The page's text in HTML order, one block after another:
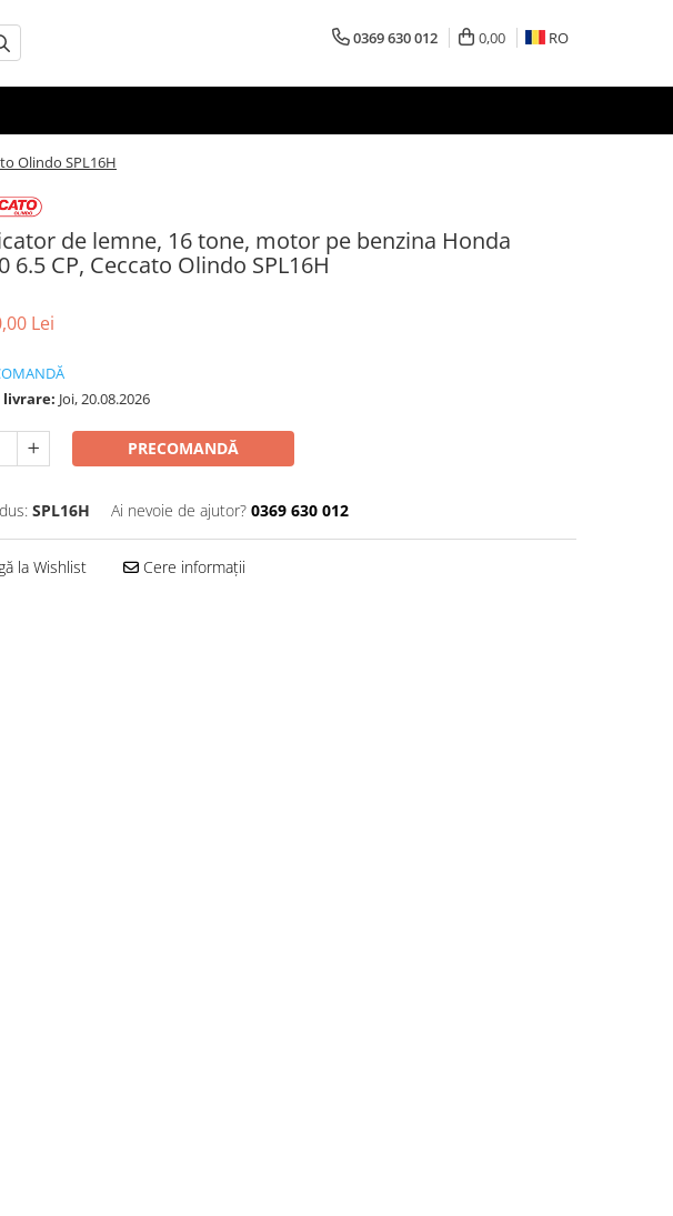
0369 630 012 0,00 RO
Olindo SPL16H
de lemne, 16 tone, motor pe benzina Honda
6.5 CP, Ceccato Olindo SPL16H
Lei
livrare: Joi, 20.08.2026
PRECOMANDĂ
SPL16H Ai nevoie de ajutor? 0369 630 012
la Wishlist Cere informații